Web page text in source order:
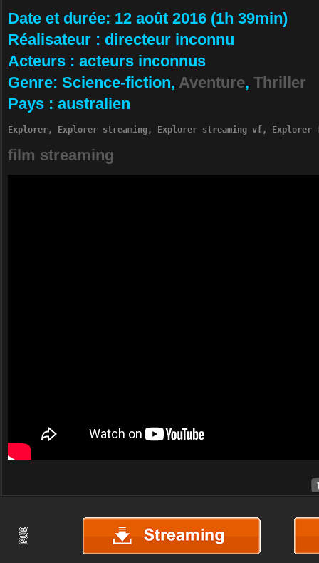
Da­te et durée: 12 août 2016 (1h 39min)
Ré­alisateur : directeur inconnu
Ac­teurs : acteurs inconnus
Ge­nre: Science-fiction, Aventure, Thriller
Pa­ys : australien
Explorer, Explorer streaming, Explorer streaming vf,
film streaming